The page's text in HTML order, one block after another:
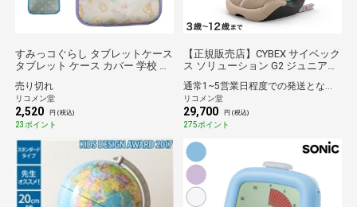
すみっコぐらし タブレットケース
タブレット ケース カバー 学校 ギ
ー 可愛い すみっこ サンエックス
新学期 入学 お祝い プレゼント
【送料無料】
売り切れ
リコメン堂
2,520 円 (税込)
23ポイント
【正規販売店】CYBEX サイベック
ス ソリューション G2 ジュニアシ
Solution G2 3歳~12歳まで カーシ
ート【送料無料】
リコメン堂
29,700 円 (税込)
275ポイント